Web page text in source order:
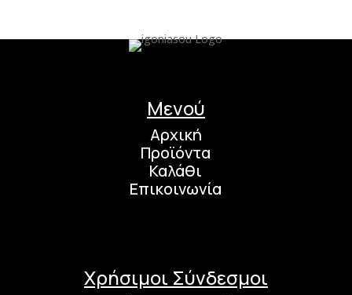
Μενού
Αρχική
Προϊόντα
Καλάθι
Επικοινωνία
Χρήσιμοι Σύνδεσμοι